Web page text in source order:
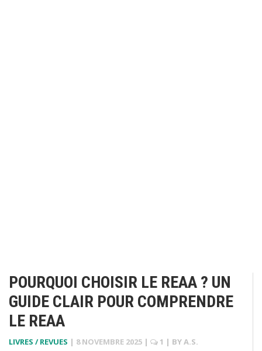
POURQUOI CHOISIR LE REAA ? UN
GUIDE CLAIR POUR COMPRENDRE
LE REAA
LIVRES / REVUES | 8 NOVEMBRE 2025 | 1 | BYA.S.